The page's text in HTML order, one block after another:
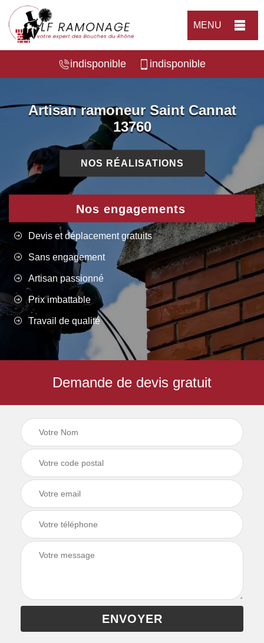
MENU
indisponible indisponible
Artisan ramoneur Saint Cannat
13760
NOS RÉALISATIONS
Nos engagements
Devis et déplacement gratuits
Sans engagement
Artisan passionné
Prix imbattable
Travail de qualité
Demande de devis gratuit